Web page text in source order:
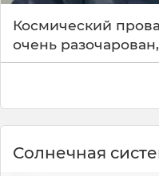
Космический
очень
Солнечная